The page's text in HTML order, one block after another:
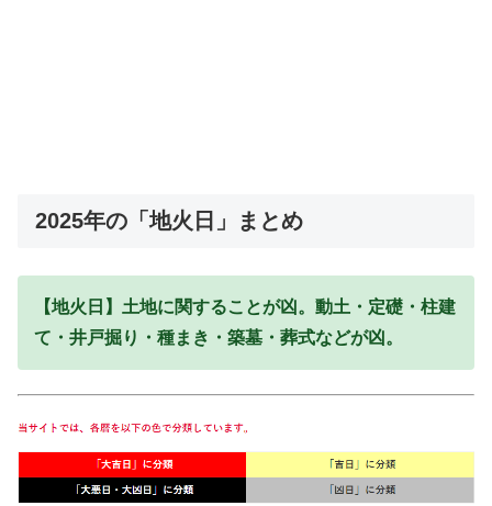
2025年の「地火日」まとめ
【地火日】土地に関することが凶。動土・定礎・柱建
て・井戸掘り・種まき・築墓・葬式などが凶。